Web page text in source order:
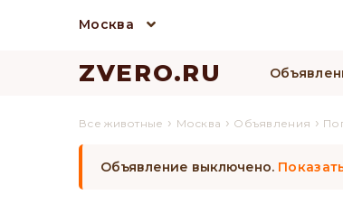
Москва
ZVERO.RU
Все животные › Москва › Объявления ›
Объявление выключено.